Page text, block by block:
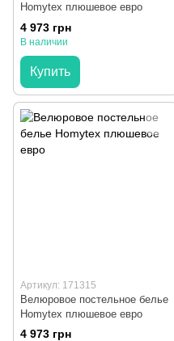
Homytex плюшевое евро
4 973 грн
В наличии
Купить
Артикул: 171315
Велюровое постельное белье
Homytex плюшевое евро
4 973 грн